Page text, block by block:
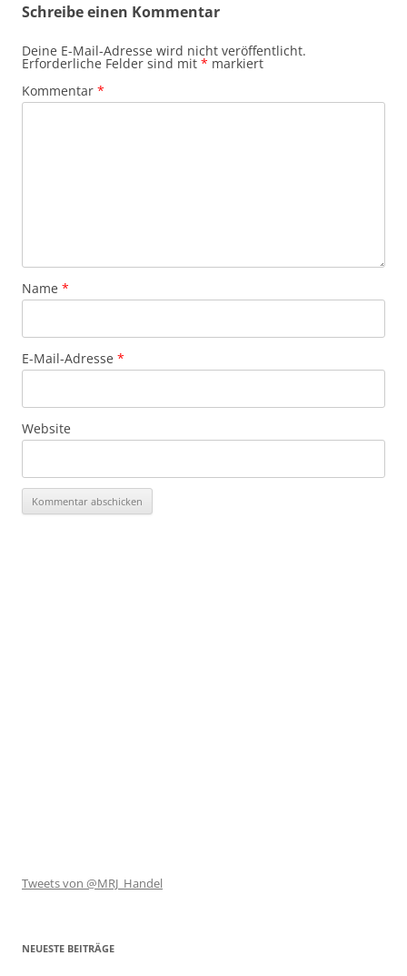
Schreibe einen Kommentar
Deine E-Mail-Adresse wird nicht veröffentlicht.
Erforderliche Felder sind mit * markiert
Kommentar *
Name *
E-Mail-Adresse *
Website
Tweets von @MRJ_Handel
NEUESTE BEITRÄGE